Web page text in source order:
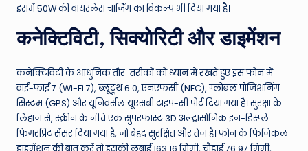
इसमें 50W की वायरलेस चार्जिंग का विकल्प भी दिया गया है।
कनेक्टिविटी, सिक्योरिटी और डाइमेंशन
कनेक्टिविटी के आधुनिक तौर-तरीकों को ध्यान में रखते हुए इस फोन में
वाई-फाई 7 (Wi-Fi 7), ब्लूटूथ 6.0, एनएफसी (NFC), ग्लोबल पोजिशनिंग
सिस्टम (GPS) और यूनिवर्सल यूएसबी टाइप-सी पोर्ट दिया गया है। सुरक्षा के
लिहाज से, स्क्रीन के नीचे एक सुपरफास्ट 3D अल्ट्रासोनिक इन-डिस्प्ले
फिंगरप्रिंट सेंसर दिया गया है, जो बेहद सुरक्षित और तेज है। फोन के फिजिकल
डाइमेंशन की बात करें तो इसकी लंबाई 163.16 मिमी, चौड़ाई 76.97 मिमी,